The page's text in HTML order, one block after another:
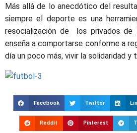
Más allá de lo anecdótico del
siempre el deporte es una
resocialización de los privados de
enseña a comportarse conforme a
día un poco más, vivir la solidaridad y
Facebook Twitter
Reddit Pinterest